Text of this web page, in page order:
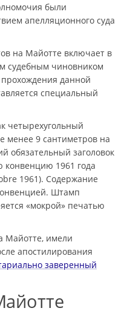
были
апелляционного суда
на Майотте включает в
судебным чиновником
данной
специальный
четырехугольный
менее 9 сантиметров на
обязательный заголовок
конвенцию 1961 года
1961). Содержание
Штамп
«мокрой» печатью
Майотте, имели
апостилирования
заверенный